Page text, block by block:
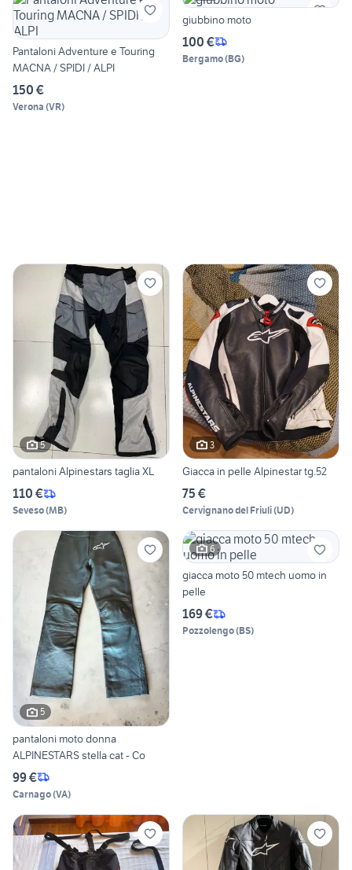
Pantaloni Adventure e Touring
MACNA / SPIDI / ALPI
150 €
Verona (VR)
giubbino moto
100 €
Bergamo(BG)
5
pantaloni Alpinestars taglia XL
110 €
Seveso(MB)
3
Giacca in pelle Alpinestar tg.52
75 €
Cervignano del Friuli(UD)
5
pantaloni moto donna
ALPINESTARS stella cat - Co
99 €
Carnago(VA)
6
giacca moto 50 mtech uomo in
pelle
169 €
Pozzolengo(BS)